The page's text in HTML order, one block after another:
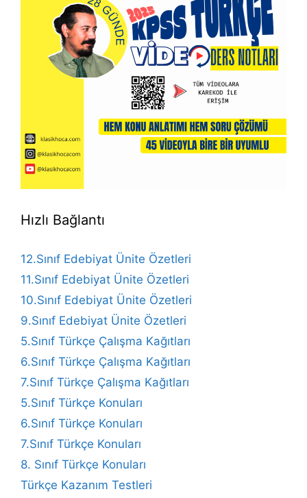
Hızlı Bağlantı
12.Sınıf Edebiyat Ünite Özetleri
11.Sınıf Edebiyat Ünite Özetleri
10.Sınıf Edebiyat Ünite Özetleri
9.Sınıf Edebiyat Ünite Özetleri
5.Sınıf Türkçe Çalışma Kağıtları
6.Sınıf Türkçe Çalışma Kağıtları
7.Sınıf Türkçe Çalışma Kağıtları
5.Sınıf Türkçe Konuları
6.Sınıf Türkçe Konuları
7.Sınıf Türkçe Konuları
8. Sınıf Türkçe Konuları
Türkçe Kazanım Testleri